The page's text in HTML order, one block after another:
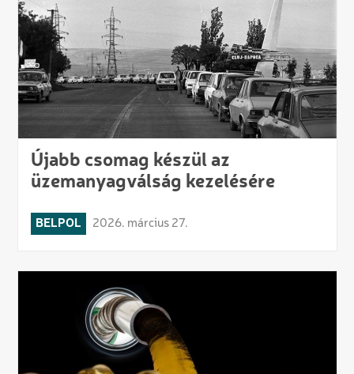
Újabb csomag készül az
üzemanyagválság kezelésére
BELPOL 2026. március 27.